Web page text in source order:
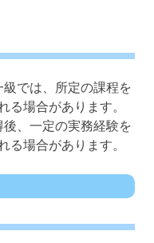
級では、所定の課程を
る場合があります。
後、一定の実務経験を
る場合があります。